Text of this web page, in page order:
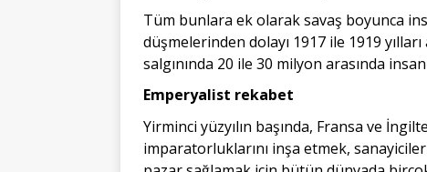
Tüm bunlara ek olarak savaş boyunca
düşmelerinden dolayı 1917 ile 1919
salgınında 20 ile 30 milyon arasında
Emperyalist rekabet
Yirminci yüzyılın başında, Fransa ve
imparatorluklarını inşa etmek,